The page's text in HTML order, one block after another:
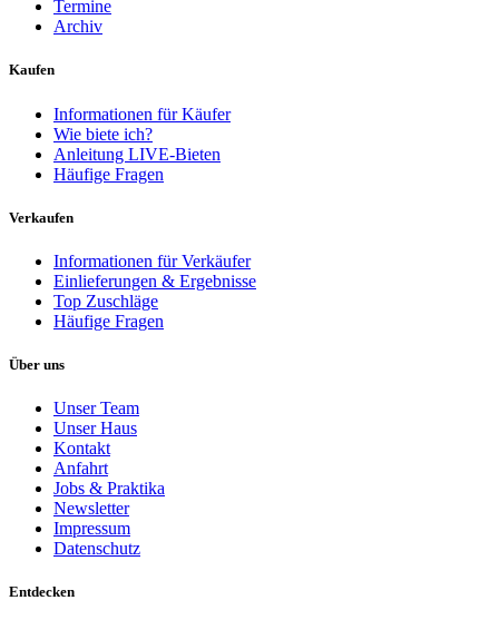
Termine
Archiv
Kaufen
Informationen für Käufer
Wie biete ich?
Anleitung LIVE-Bieten
Häufige Fragen
Verkaufen
Informationen für Verkäufer
Einlieferungen & Ergebnisse
Top Zuschläge
Häufige Fragen
Über uns
Unser Team
Unser Haus
Kontakt
Anfahrt
Jobs & Praktika
Newsletter
Impressum
Datenschutz
Entdecken